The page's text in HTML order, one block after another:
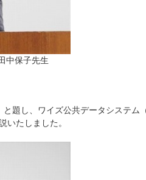
中保子先生
題し、ワイズ公共データシステム
いたしました。